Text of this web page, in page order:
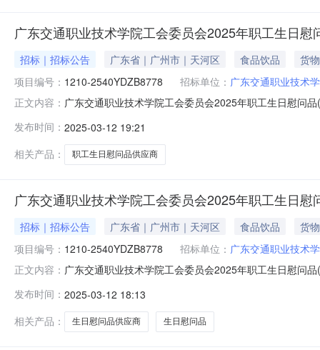
广东交通职业技术学院工会委员会2025年职工生日
招标｜招标公告 广东省｜广州市｜天河区 食品饮品
货物
项目编号： 1210-2540YDZB8778 招标单位： 广东交通职业技术
正文内容： 广东交通职业技术学院工会委员会2025年职工生日慰问
目编号：1210-2540YDZB8778项目名称：广东交通职
发布时间： 2025-03-12 19:21
相关产品：
职工生日慰问品供应商
广东交通职业技术学院工会委员会2025年职工生日
招标｜招标公告 广东省｜广州市｜天河区 食品饮品
货物
项目编号： 1210-2540YDZB8778 招标单位： 广东交通职业技术
正文内容： 广东交通职业技术学院工会委员会2025年职工生日慰问
递交投标文件。一、项目基本情况项目编号：1210-
发布时间： 2025-03-12 18:13
相关产品：
生日慰问品供应商 生日慰问品